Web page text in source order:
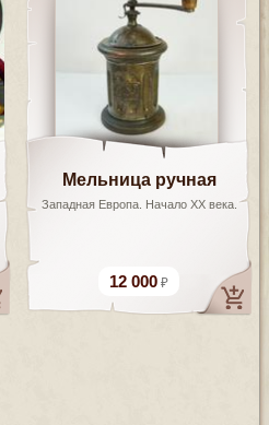
Мельница ручная
Западная Европа. Начало XX века.
12 000